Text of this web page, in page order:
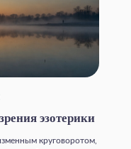
эзотерики
круговоротом,